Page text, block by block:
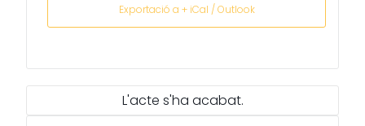
L'acte s'ha acabat.
Exportació a + iCal / Outlook